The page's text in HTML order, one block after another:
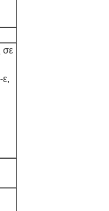
σε